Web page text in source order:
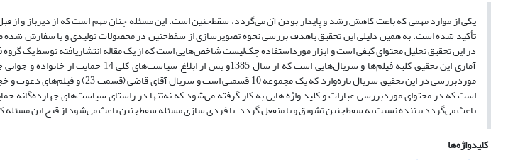
یکی از موارد مهمی که باعث کاهش رشد و پایدار بودن آن می‌گردد، سقط‌جنین است. این مسئله چنان مهم است که از دیرباز و از
تأکید شده است. به همین دلیلی این تحقیق باهدف بررسی نحوه تصویرسازی از سقط‌جنین در محصولات تولیدی و یا سفارش
در این تحقیق تحلیل محتوای کیفی است و ابزار مورداستفاده چک‌لیست شاخص‌هایی است که از یک مقاله انتشاریافته توسط یک
آماری این تحقیق کلیه فیلم‌ها و سریال‌هایی است که از
موردبررسی در این تحقیق سریال تازه‌وارد که یک
است که در محتوای موردبررسی عبارات و کلید واژه هایی به کار گرفته می‌شود که نه‌تنها در راستای سیاست‌های چهارده‌گانه
باعث می‌گردد بیننده نسبت به سقط‌جنین تشویق و یا منفعل گردد. با فردی سازی مسئله سقط‌جنین باعث می‌شود از قبح این
کلیدواژه‌ها